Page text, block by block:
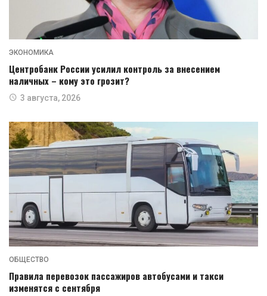
ЭКОНОМИКА
Центробанк России усилил контроль за внесением
наличных – кому это грозит?
3 августа, 2026
ОБЩЕСТВО
Правила перевозок пассажиров автобусами и такси
изменятся с сентября